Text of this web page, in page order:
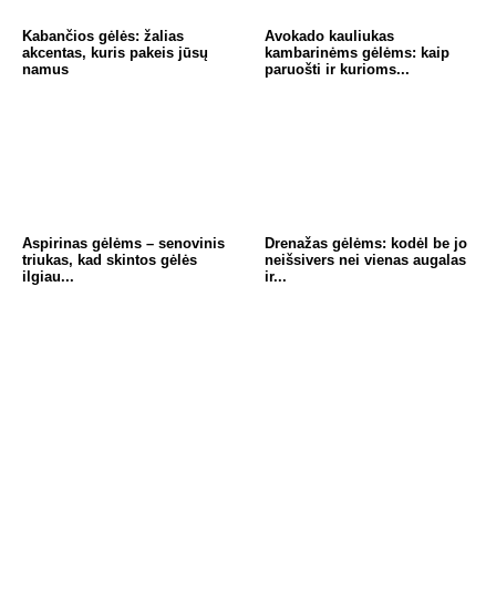
Kabančios gėlės: žalias
akcentas, kuris pakeis jūsų
namus
Avokado kauliukas
kambarinėms gėlėms: kaip
paruošti ir kurioms...
Aspirinas gėlėms – senovinis
triukas, kad skintos gėlės
ilgiau...
Drenažas gėlėms: kodėl be jo
neišsivers nei vienas augalas
ir...